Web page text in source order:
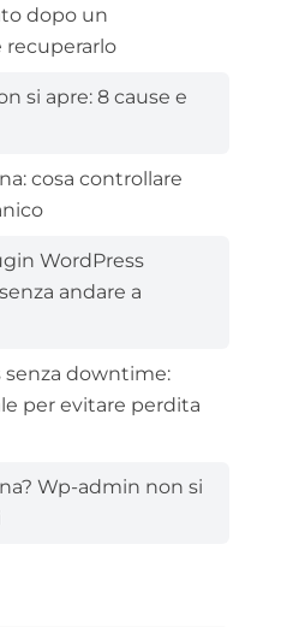
dopo un
si apre: 8 cause e
cosa controllare
WordPress
andare a
senza downtime:
per evitare perdita
Wp-admin non si